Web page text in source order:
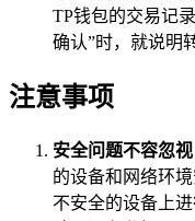
TP钱包的交易记
确认”时，就说明
注意事项
安全问题不容忽视
的设备和网络环
不安全的设备上